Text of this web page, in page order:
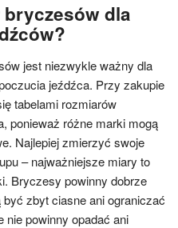
dla
jest niezwykle ważny dla
jeźdźca. Przy zakupie
tabelami rozmiarów
ponieważ różne marki mogą
Najlepiej zmierzyć swoje
– najważniejsze miary to
Bryczesy powinny dobrze
zbyt ciasne ani ograniczać
nie powinny opadać ani